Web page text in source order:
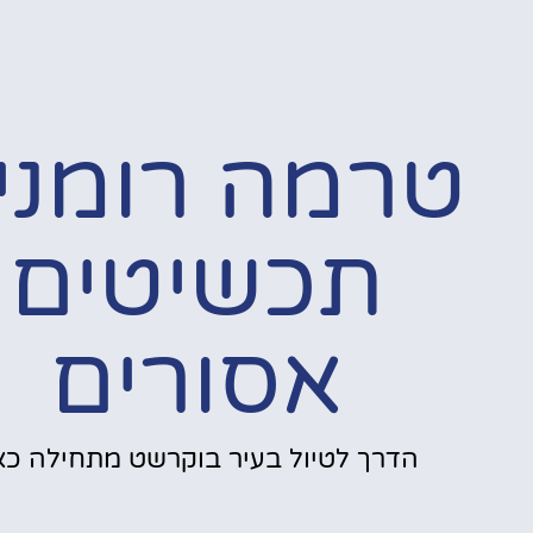
טרמה
תכשיטים
אסורים
הדרך לטיול בעיר בוקרשט מתחילה